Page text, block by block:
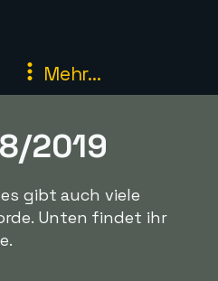
Mehr...
2019
gibt auch viele
Unten findet ihr